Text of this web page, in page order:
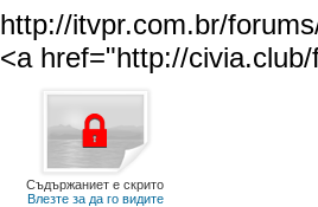
http://itvpr.com.br/
<a href="http://
Съдържаниет е скрито
Влезте за да го видите